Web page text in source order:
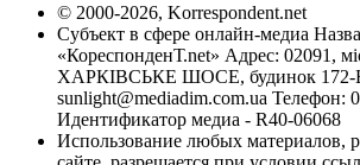
© 2000-2026, Korrespondent.net
Субъект в сфере онлайн-медиа
«КореспонденТ.net» Адрес: 02091,
ХАРКІВСЬКЕ ШОСЕ, будинок 172-Б,
sunlight@mediadim.com.ua Телефон:
Идентификатор медиа - R40-06068
Использование любых материалов,